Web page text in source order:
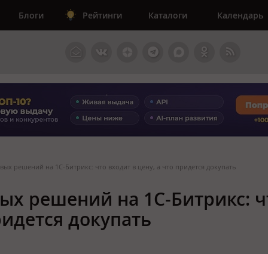
Блоги Рейтинги Каталоги Календарь
решений на 1С-Битрикс: что входит в цену, а что придется докупать
решений на 1С-Битрикс:
докупать